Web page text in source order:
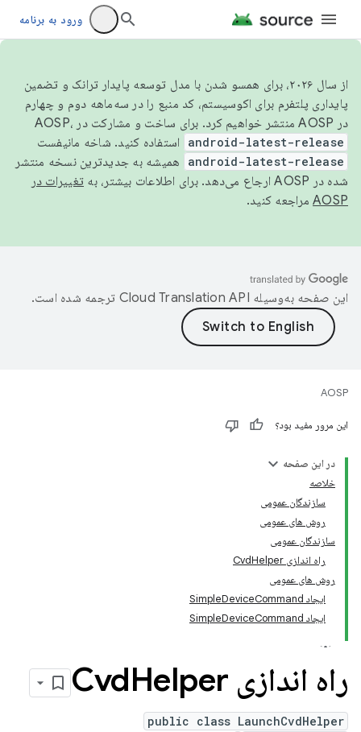
ورود به برنامه
از سال ۲۰۲۶، برای همسو شدن با مدل توسعه پایدار ترانک و تضمین
پایداری پلتفرم برای اکوسیستم، کد منبع را در سه‌ماهه دوم و چهارم
در AOSP منتشر خواهیم کرد. برای ساخت و مشارکت در AOSP،
android-latest-release استفاده کنید. شاخه مانیفست
android-latest-release
همیشه به جدیدترین نسخه منتشر
شده در AOSP ارجاع می‌دهد. برای اطلاعات بیشتر، به
تغییرات در
AOSP مراجعه کنید.
این صفحه به‌وسیله ترجمه شده است.
AOSP
این مرور مفید بود؟
در این صفحه
خلاصه
سازندگان عمومی
روش های عمومی
سازندگان عمومی
راه اندازی CvdHelper
روش های عمومی
ایجاد SimpleDeviceCommand
ایجاد SimpleDeviceCommand
راه اندازی Cvd Helper
public class LaunchCvdHelper